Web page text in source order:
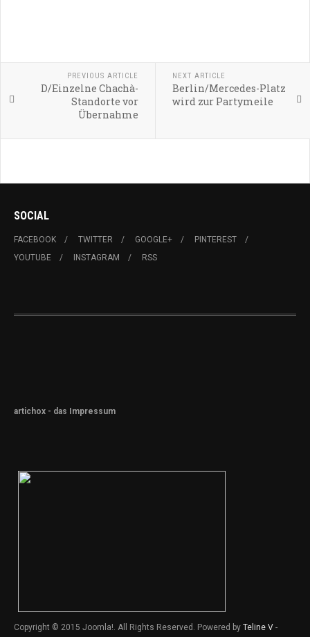
PREVIOUS ARTICLE
D/Einzelne Chachà-
Standorte vor
Übernahme
NEXT ARTICLE
Berlin/Mercedes-Platz
wird zur Partymeile
SOCIAL
FACEBOOK TWITTER GOOGLE+
PINTEREST
YOUTUBE
INSTAGRAM RSS
artichox - das Impressum
Copyright © 2015 Joomla!. All Rights Reserved. Powered by Teline V -